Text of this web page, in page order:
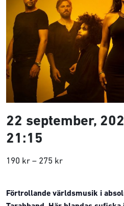
22 september,
21:15
190 kr – 275 kr
Förtrollande världsmusik i